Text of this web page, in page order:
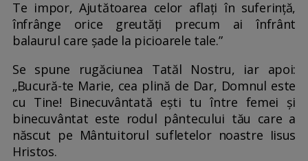
Te impor, Ajutătoarea celor aflați în suferință,
înfrânge orice greutăți precum ai înfrânt
balaurul care șade la picioarele tale.”
Se spune rugăciunea Tatăl Nostru, iar apoi:
„Bucură-te Marie, cea plină de Dar, Domnul este
cu Tine! Binecuvântată ești tu între femei și
binecuvântat este rodul pântecului tău care a
născut pe Mântuitorul sufletelor noastre Iisus
Hristos.